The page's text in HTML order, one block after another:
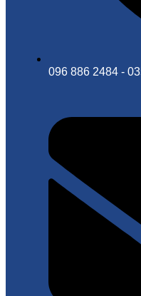
096 886 2484 -